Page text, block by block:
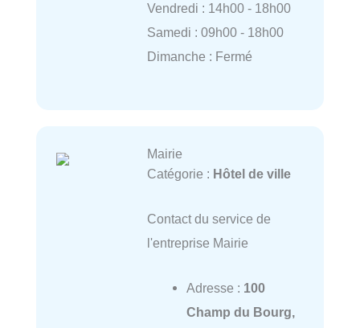
Vendredi : 14h00 - 18h00
Samedi : 09h00 - 18h00
Dimanche : Fermé
Mairie
Catégorie : Hôtel de ville
Contact du service de
l'entreprise Mairie
Adresse : 100
Champ du Bourg,